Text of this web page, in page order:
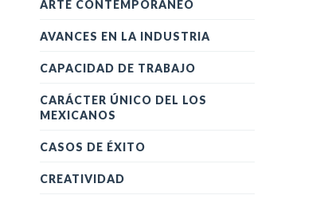
ARTE CONTEMPORÁNEO
AVANCES EN LA INDUSTRIA
CAPACIDAD DE TRABAJO
CARÁCTER ÚNICO DEL LOS
MEXICANOS
CASOS DE ÉXITO
CREATIVIDAD